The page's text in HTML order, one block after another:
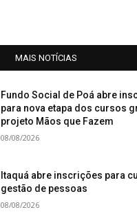
MAIS NOTÍCIAS
Fundo Social de Poá abre
para nova etapa dos cursos
projeto Mãos que Fazem
08/08/2026
Itaquá abre inscrições para
gestão de pessoas
08/08/2026